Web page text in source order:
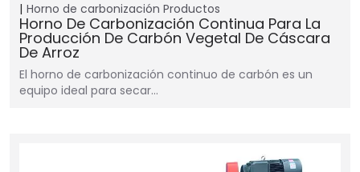
Horno de carbonización Productos
Horno De Carbonización Continua Para La
Producción De Carbón Vegetal De Cáscara
De Arroz
El horno de carbonización continuo de carbón es un
equipo ideal para secar…